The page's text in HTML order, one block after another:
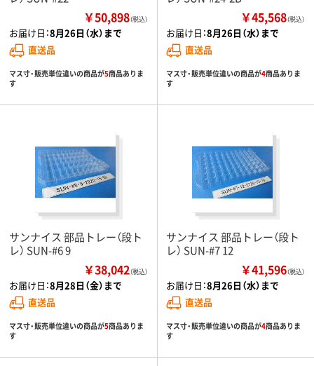
￥50,898（税込）
お届け日：8月26日（水）まで
直送品
マス寸・販売単位違いの商品が5商品ありま
す
￥45,568（税込）
お届け日：8月26日（水）まで
直送品
マス寸・販売単位違いの商品が4商品ありま
す
サンナイス 部品トレー（段ト
レ） SUN-#6 9
￥38,042（税込）
お届け日：8月28日（金）まで
直送品
マス寸・販売単位違いの商品が5商品ありま
す
サンナイス 部品トレー（段ト
レ） SUN-#7 12
￥41,596（税込）
お届け日：8月26日（水）まで
直送品
マス寸・販売単位違いの商品が4商品ありま
す